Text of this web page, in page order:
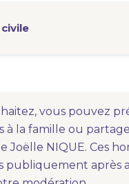
civile
vous pouvez
à la famille ou
Joëlle NIQUE. Ces
publiquement après